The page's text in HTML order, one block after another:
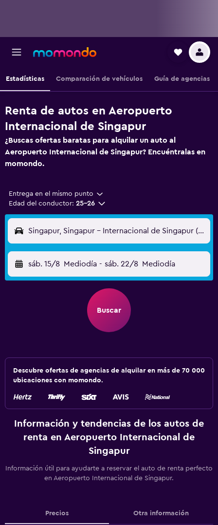
Estadísticas Comparación de vehículos Guía de agencias
Renta de autos en Aeropuerto
Internacional de Singapur
¿Buscas ofertas baratas para alquilar un auto al
Aeropuerto Internacional de Singapur? Encuéntralas en
momondo.
Entrega en el mismo punto
Edad del conductor: 25-26
Singapur, Singapur - Internacional de Singapur (SIN)
sáb. 15/8 Mediodía - sáb. 22/8 Mediodía
Buscar
Descubre ofertas de agencias de alquilar en más de 70 000
ubicaciones con momondo.
Información y tendencias de los autos de
renta en Aeropuerto Internacional de
Singapur
Información útil para ayudarte a reservar el auto de renta perfecto
en Aeropuerto Internacional de Singapur.
Precios Otra información